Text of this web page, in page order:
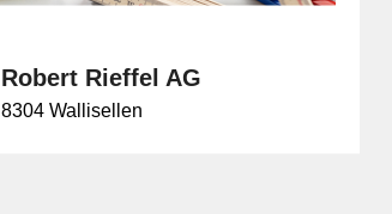
Robert Rieffel AG
8304 Wallisellen